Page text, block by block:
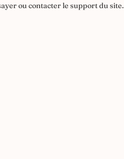
ou contacter le support du site.